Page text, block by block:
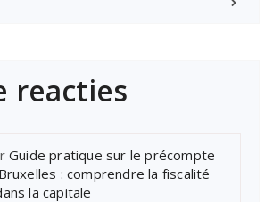
reacties
Guide pratique sur le précompte
: comprendre la fiscalité
la capitale